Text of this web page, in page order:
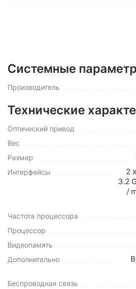
Системные
Производитель
Технические
Оптический привод
Вес
Размер
Интерфейсы
2
3.2
/
Частота процессора
Процессор
Видеопамять
Дополнительно
Беспроводная связь